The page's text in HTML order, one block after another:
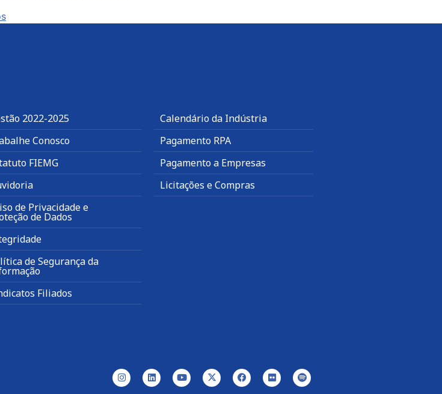
2022-2025
Conosco
FIEMG
de Privacidade e
de Dados
de Segurança da
Filiados
Calendário da Indústria
Pagamento RPA
Pagamento a Empresas
Licitações e Compras